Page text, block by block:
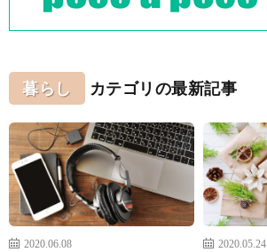
暮らし カテゴリの最新記事
2020.06.08 2020.05.24